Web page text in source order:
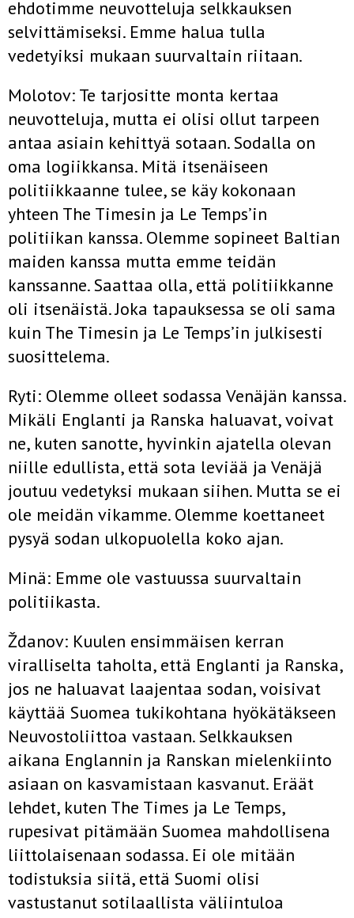
ehdotimme neuvotteluja selkkauksen
selvittämiseksi. Emme halua tulla
vedetyiksi mukaan suurvaltain riitaan.
Molotov: Te tarjositte monta kertaa
neuvotteluja, mutta ei olisi ollut tarpeen
antaa asiain kehittyä sotaan. Sodalla on
oma logiikkansa. Mitä itsenäiseen
politiikkaanne tulee, se käy kokonaan
yhteen The Timesin ja Le Temps’in
politiikan kanssa. Olemme sopineet Baltian
maiden kanssa mutta emme teidän
kanssanne. Saattaa olla, että politiikkanne
oli itsenäistä. Joka tapauksessa se oli sama
kuin The Timesin ja Le Temps’in julkisesti
suosittelema.
Ryti: Olemme olleet sodassa Venäjän kanssa.
Mikäli Englanti ja Ranska haluavat, voivat
ne, kuten sanotte, hyvinkin ajatella olevan
niille edullista, että sota leviää ja Venäjä
joutuu vedetyksi mukaan siihen. Mutta se ei
ole meidän vikamme. Olemme koettaneet
pysyä sodan ulkopuolella koko ajan.
Minä: Emme ole vastuussa suurvaltain
politiikasta.
Ždanov: Kuulen ensimmäisen kerran
viralliselta taholta, että Eng­lanti ja Ranska,
jos ne haluavat laajentaa sodan, voisivat
käyttää Suo­mea tukikohtana hyökätäkseen
Neuvostoliittoa vastaan. Selkkauksen
aikana Englannin ja Ranskan mielenkiinto
asiaan on kasvamistaan kas­vanut. Eräät
lehdet, kuten The Times ja Le Temps,
rupesivat pitämään Suomea mahdollisena
liittolaisenaan sodassa. Ei ole mitään
todistuksia siitä, että Suomi olisi
vastustanut sotilaallista väliintuloa